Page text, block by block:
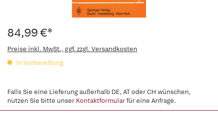
84,99 €*
Preise inkl. MwSt., ggf. zzgl. Versandkosten
in Vorbereitung
Falls Sie eine Lieferung außerhalb DE, AT oder CH wünschen,
nutzen Sie bitte unser Kontaktformularfür eine Anfrage.